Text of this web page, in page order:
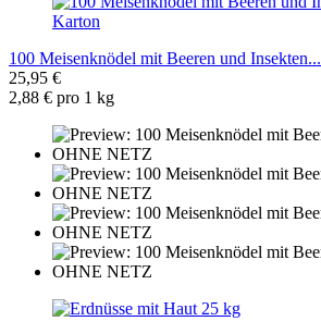
100 Meisenknödel mit Beeren und Insekten...
25,95 €
2,88 € pro 1 kg